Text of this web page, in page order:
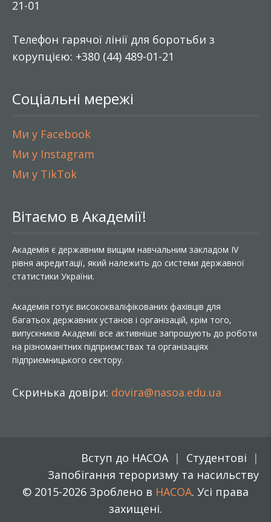
21-01
Телефон гарячої лінії для боротьби з
корупцією: +380 (44) 489-01-21
Соціальні мережі
Ми у Facebook
Ми у Instagram
Ми у TikTok
Вітаємо в Академії!
Академія є державним вищим навчальним закладом IV
рівня акредитації, який належить до системи державної
статистики України.
Академія готує висококваліфікованих фахівців для
багатьох державних установ і організацій, крім того,
випускників Академії все активніше запрошують до роботи
на різноманітних підприємствах та організаціях
підприємницького сектору.
Скринька довіри: dovira@nasoa.edu.ua
Вступ до НАСОА
Студентові
Запобігання тероризму та насильству
© 2015-2026 Зроблено в НАСОА. Усі права
захищені.